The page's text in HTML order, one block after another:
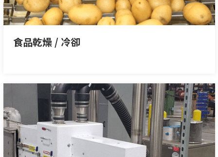
食品乾燥 / 冷卻